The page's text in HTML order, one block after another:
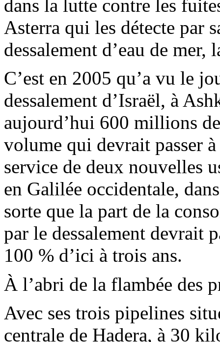
dans la lutte contre les
Asterra qui les détecte par
dessalement d’eau de mer,
C’est en 2005 qu’a vu le
dessalement d’Israël, à
aujourd’hui 600 millions
volume qui devrait passer
service de deux nouvelles
en Galilée occidentale,
sorte que la part de la
par le dessalement devrait
100 % d’ici à trois ans.
À l’abri de la flambée des
Avec ses trois pipelines
centrale de Hadera, à 30